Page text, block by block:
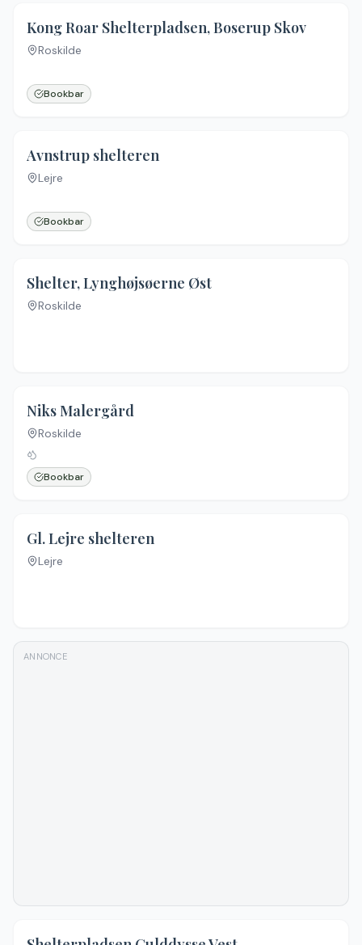
4.5
Kong Roar Shelterpladsen, Boserup Skov
Roskilde
Bookbar
Avnstrup shelteren
Lejre
Bookbar
Shelter, Lynghøjsøerne Øst
Roskilde
Niks Malergård
Roskilde
Bookbar
Gl. Lejre shelteren
Lejre
ANNONCE